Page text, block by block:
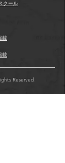
クール
載
載
Reserved.